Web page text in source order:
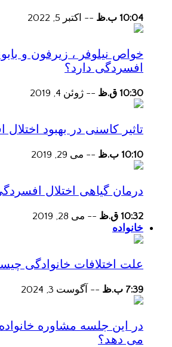
10:04 ب.ظ -- اکتبر 5, 2022
خواص نیلوفر ، زیرفون و
افسردگی دارد؟
10:30 ق.ظ -- ژوئن 4, 2019
تاثیر کاسنی در بهبود
10:10 ب.ظ -- می 29, 2019
درمان گیاهی اختلال افسردگی
10:32 ق.ظ -- می 28, 2019
خانواده
علت اختلافات خانوادگی
7:39 ب.ظ -- آگوست 3, 2024
در این جلسه مشاوره
می دهد؟